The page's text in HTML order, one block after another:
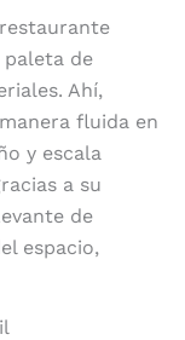
paleta de
Ahí,
fluida en
y escala
a su
de
espacio,